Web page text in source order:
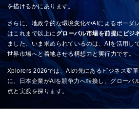
を描けるかにあります。
さらに、地政学的な環境変化やAIによるボーダ
はこれまで以上に グローバル市場を前提にビジ
ました。いま求められているのは、AIを活用し
世界市場へと着地させる構想力と実行力です。
Xplorers 2026では、AIの先にあるビジネス変
に、日本企業がAIを競争力へ転換し、グローバ
点と実践を探ります。